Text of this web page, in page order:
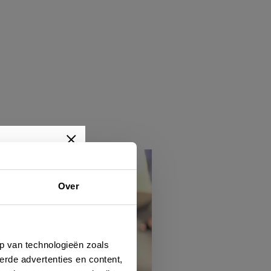
Over
van technologieën zoals
advertenties en content,